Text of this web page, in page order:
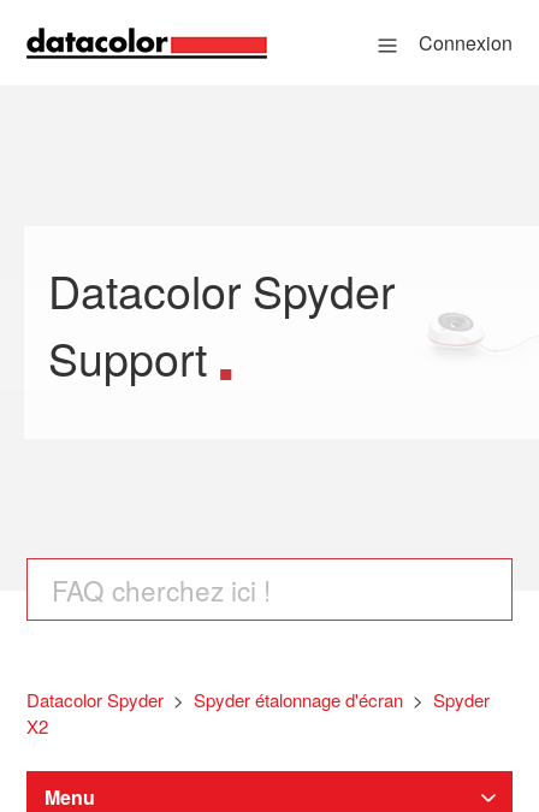
Connexion
Datacolor Spyder
Support
Recherche
Datacolor Spyder Spyder étalonnage d'écran
Spyder
X2
Menu